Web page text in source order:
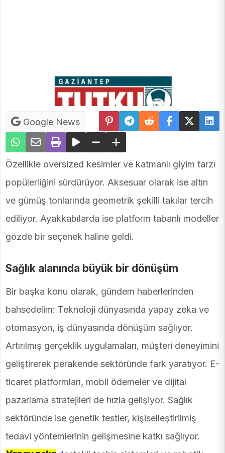
Google News
Özellikle oversized kesimler ve katmanlı giyim tarzı
popülerliğini sürdürüyor. Aksesuar olarak ise altın
ve gümüş tonlarında geometrik şekilli takılar tercih
ediliyor. Ayakkabılarda ise platform tabanlı modeller
gözde bir seçenek haline geldi.
Sağlık alanında büyük bir dönüşüm
Bir başka konu olarak, gündem haberlerinden
bahsedelim: Teknoloji dünyasında yapay zeka ve
otomasyon, iş dünyasında dönüşüm sağlıyor.
Artırılmış gerçeklik uygulamaları, müşteri deneyimini
geliştirerek perakende sektöründe fark yaratıyor. E-
ticaret platformları, mobil ödemeler ve dijital
pazarlama stratejileri de hızla gelişiyor. Sağlık
sektöründe ise genetik testler, kişiselleştirilmiş
tedavi yöntemlerinin gelişmesine katkı sağlıyor.